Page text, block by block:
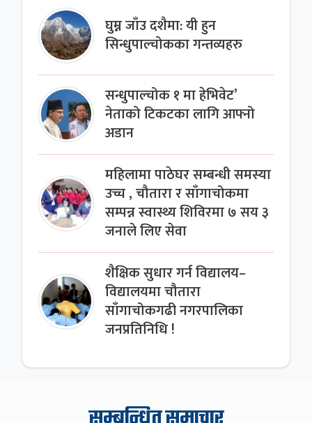
घुम्न जाँउ दशैमा: यी हुन
सिन्धुपाल्चोकका गन्तव्यहरु
सन्धुपाल्चोक १ मा हेभिवेट’
नेताको टिकटका लागि आफ्नो
अडान
महिलामा पाठेघर सम्बन्धी समस्या
उच्च , चौतारा र साँगाचोकमा
सम्पन्न स्वास्थ्य शिविरमा ७ सय ३
जनाले लिए सेवा
शैक्षिक सुधार गर्न विद्यालय–
विद्यालयमा चौतारा
साँगाचोकगढी नगरपालिका
जनप्रतिनिधि !